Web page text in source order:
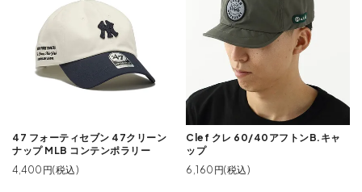
47 フォーティセブン 47クリーン
ナップ MLB コンテンポラリー
4,400円(税込)
Clef クレ 60/40アフトンB.キャ
ップ
6,160円(税込)